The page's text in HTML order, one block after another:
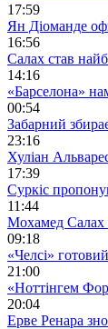
17:59
Ян Діоманде
16:56
Салах став
14:16
«Барселона»
00:54
Забарний
23:16
Хуліан
17:39
Суркіс
11:44
Мохамед Салах
09:18
«Челсі»
21:00
«Ноттінгем
20:04
Ерве Ренара